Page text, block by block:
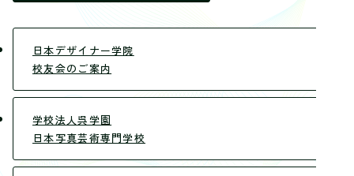
日本デザイナー学院
校友会のご案内
学校法人呉学園
日本写真芸術専門学校